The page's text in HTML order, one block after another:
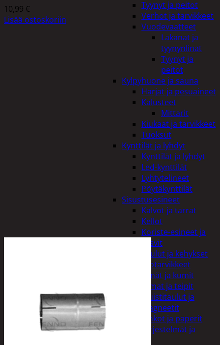
Tyynyt ja peitot
Verhot ja tarvikkeet
Vuodevaatteet
Lakanat ja
tyynynlinat
Tyynyt ja
peitot
Kylpyhuone ja sauna
Harjat ja pesuaineet
Kalusteet
Mittarit
Kiukaat ja tarvikkeet
Tuoksut
Kynttilät ja lyhdyt
Kynttilät ja lyhdyt
Led-kynttilät
Lyhtytelineet
Pöytäkynttilät
Sisustusesineet
Kalvot ja tarrat
Kellot
Koriste-esineet ja
kasvit
Taulut ja kehykset
Toimistotarvikkeet
Kynät ja kumit
Liimat ja teipit
Muistitaulut ja
magneetit
Vihkot ja paperit
Turvajärjestelmät ja
10,99 €
Lisää ostoskoriin